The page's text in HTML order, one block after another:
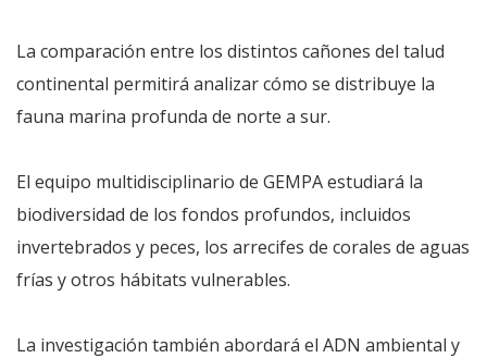
La comparación entre los distintos cañones del talud
continental permitirá analizar cómo se distribuye la
fauna marina profunda de norte a sur.
El equipo multidisciplinario de GEMPA estudiará la
biodiversidad de los fondos profundos, incluidos
invertebrados y peces, los arrecifes de corales de aguas
frías y otros hábitats vulnerables.
La investigación también abordará el ADN ambiental y